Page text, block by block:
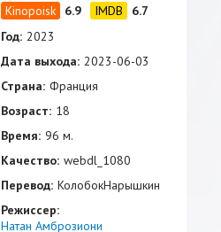
6.9
6.7
Год: 2023
Дата выхода: 2023-06-03
Страна: Франция
Возраст: 18
Время: 96 м.
Качество: webdl_1080
Перевод: КолобокНарышкин
Режиссер:
Натан Амброзиони